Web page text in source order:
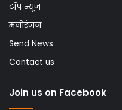
टॉप न्यूज
मनोरंजन
Send News
Contact us
Join us on Facebook